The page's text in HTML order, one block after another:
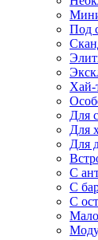
Под
Хай-
Для
Для
Для
С
С
С